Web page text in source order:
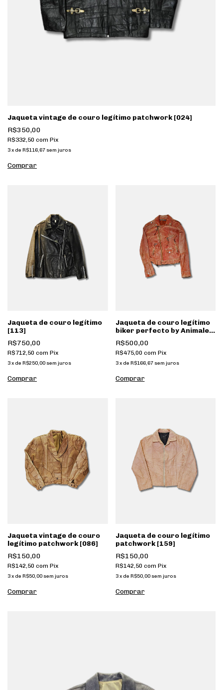
Jaqueta vintage de couro legítimo patchwork [024]
R$350,00
R$332,50 com Pix
3x de R$116,67 sem juros
Jaqueta de couro legítimo
[113]
R$750,00
R$712,50 com Pix
3x de R$250,00 sem juros
Jaqueta de couro legítimo
biker perfecto by Animale
[095]
R$500,00
R$475,00 com Pix
3 x de R$166,67 sem juros
Jaqueta vintage de couro
legítimo patchwork [086]
R$150,00
R$142,50 com Pix
3x de R$50,00 sem juros
Jaqueta de couro legítimo
patchwork [159]
R$150,00
R$142,50 com Pix
3 x de R$50,00 sem juros